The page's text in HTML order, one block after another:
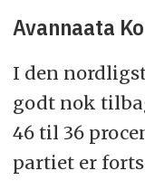
Avannaata
I den
godt nok
46 til 36
partiet er